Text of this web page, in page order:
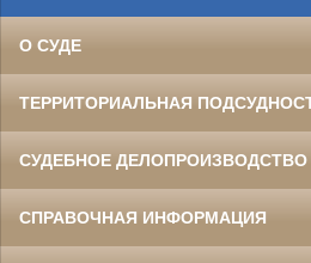
О СУДЕ
ТЕРРИТОРИАЛЬНАЯ
СУДЕБНОЕ ДЕЛОПРОИЗВОДСТВО
СПРАВОЧНАЯ ИНФОРМАЦИЯ